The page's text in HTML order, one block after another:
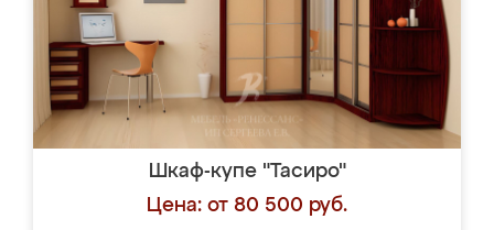
Шкаф-купе "Тасиро"
Цена: от 80 500 руб.